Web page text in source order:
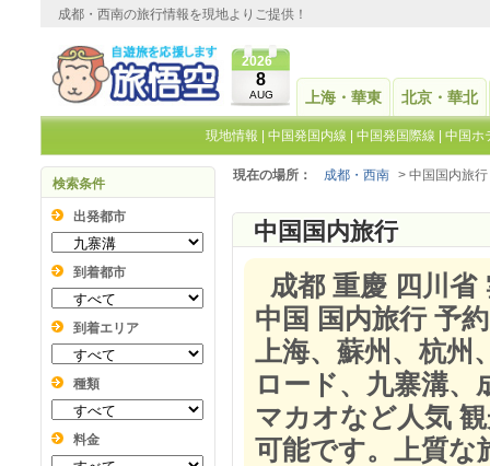
成都・西南の旅行情報を現地よりご提供！
2026
8
AUG 上海・華東 北京・華北
現地情報 中国発国内線 中国発国際線 中国ホ
検索条件
出発都市
到着都市
到着エリア
種類
料金
現在の場所： 成都・西南 > 中国国内旅行
中国国内旅行
成都 重慶 四川
中国 国内旅行 予
上海、蘇州、杭州
ロード、九寨溝、
マカオなど人気
可能です。上質な